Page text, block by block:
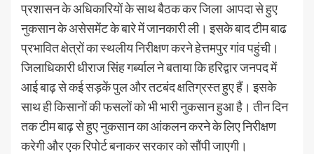
प्रशासन के अधिकारियों के साथ बैठक कर जिला आपदा से हुए
नुकसान के असेसमेंट के बारे में जानकारी ली। इसके बाद टीम बाढ
प्रभावित क्षेत्रों का स्थलीय निरीक्षण करने हेत्तमपुर गांव पहुंची।
जिलाधिकारी धीराज सिंह गर्ब्याल ने बताया कि हरिद्वार जनपद में
आई बाढ़ से कई सड़कें पुल और तटबंद क्षतिग्रस्त हुए हैं। इसके
साथ ही किसानों की फसलों को भी भारी नुकसान हुआ है। तीन दिन
तक टीम बाढ़ से हुए नुकसान का आंकलन करने के लिए निरीक्षण
करेगी और एक रिपोर्ट बनाकर सरकार को सौंपी जाएगी।